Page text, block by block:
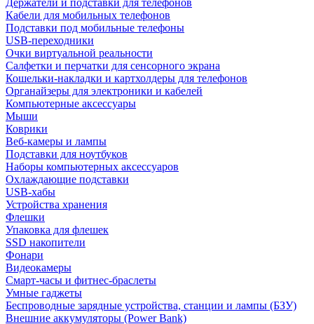
Держатели и подставки для телефонов
Кабели для мобильных телефонов
Подставки под мобильные телефоны
USB-переходники
Очки виртуальной реальности
Салфетки и перчатки для сенсорного экрана
Кошельки-накладки и картхолдеры для телефонов
Органайзеры для электроники и кабелей
Компьютерные аксессуары
Мыши
Коврики
Веб-камеры и лампы
Подставки для ноутбуков
Наборы компьютерных аксессуаров
Охлаждающие подставки
USB-хабы
Устройства хранения
Флешки
Упаковка для флешек
SSD накопители
Фонари
Видеокамеры
Смарт-часы и фитнес-браслеты
Умные гаджеты
Беспроводные зарядные устройства, станции и лампы (БЗУ)
Внешние аккумуляторы (Power Bank)